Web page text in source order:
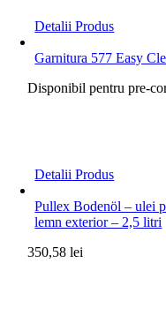
Detalii Produs
Garnitura 577 Easy
Disponibil pentru pre-
Detalii Produs
Pullex Bodenöl – ulei
lemn exterior – 2,5 litri
350,58lei